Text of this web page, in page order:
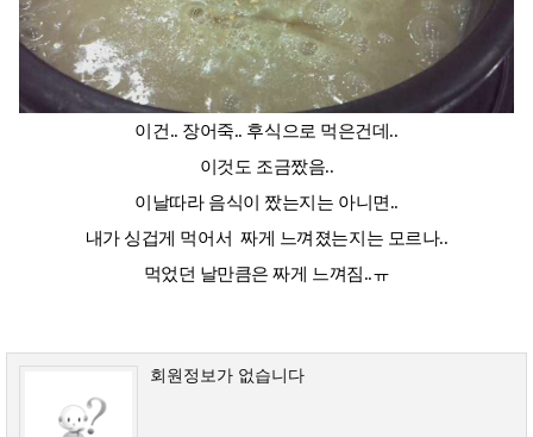
이건.. 장어죽.. 후식으로 먹은건데..
이것도 조금짰음..
이날따라 음식이 짰는지는 아니면..
내가 싱겁게 먹어서 짜게 느껴졌는지는 모르나..
먹었던 날만큼은 짜게 느껴짐..ㅠ
회원정보가 없습니다